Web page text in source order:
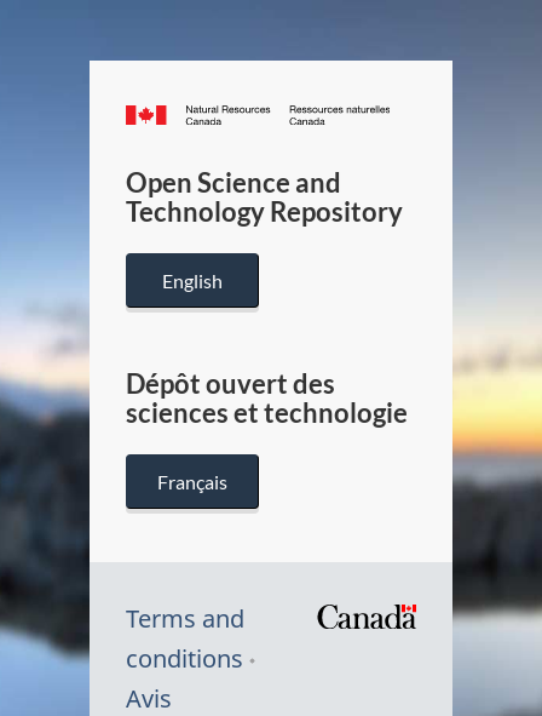
Canada.ca
/
Canada
Open Science and
Technology Repository
English
Dépôt ouvert des
sciences et technologie
Français
Terms and
conditions
Avis